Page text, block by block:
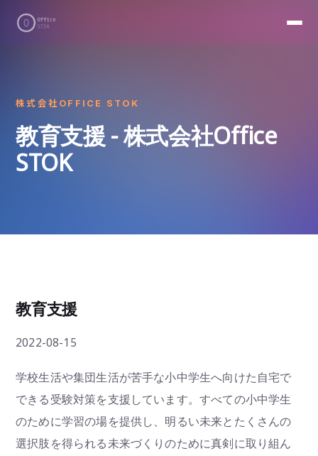
株式会社OFFICE STOK
教育支援 - 株式会社Office
STOK
教育支援
2022-08-15
学校生活や集団生活が苦手な小中学生へ向けた自宅で
できる受験対策を支援しています。すべての小中学生
のために学習の場を提供し、明るい未来とたくさんの
選択肢を得られる未来づくりのために真剣に取り組ん